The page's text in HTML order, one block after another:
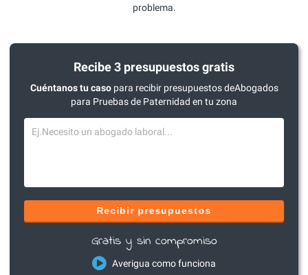
problema.
Recibe 3 presupuestos gratis
Cuéntanos tu casopara recibir presupuestos deAbogados
para Pruebas de Paternidad en tu zona
Recibir presupuestos
Gratis y sin compromiso
Averigua como funciona